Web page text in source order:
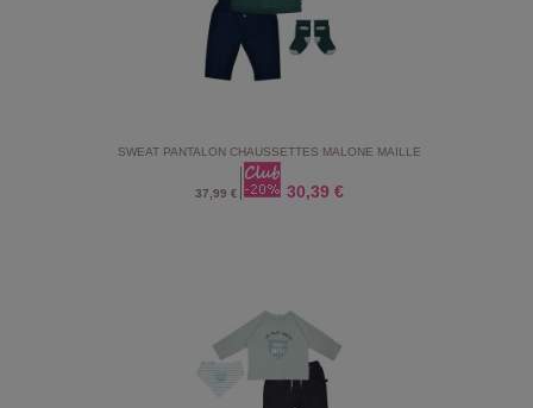
SWEAT PANTALON CHAUSSETTES MALONE MAILLE
37,99 € 30,39 €